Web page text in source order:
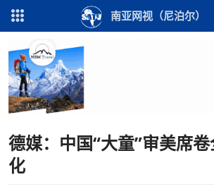
南亚网视（尼泊尔）
德媒：中国“大童”审美席
化